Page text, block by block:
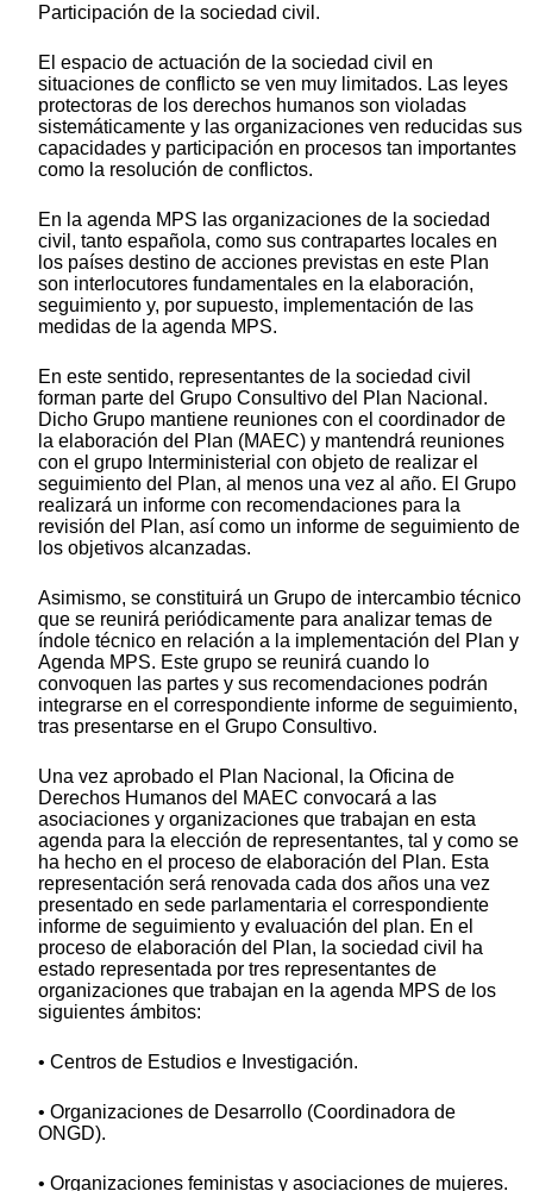
Participación de la sociedad civil.
El espacio de actuación de la sociedad civil en
situaciones de conflicto se ven muy limitados. Las leyes
protectoras de los derechos humanos son violadas
sistemáticamente y las organizaciones ven reducidas sus
capacidades y participación en procesos tan importantes
como la resolución de conflictos.
En la agenda MPS las organizaciones de la sociedad
civil, tanto española, como sus contrapartes locales en
los países destino de acciones previstas en este Plan
son interlocutores fundamentales en la elaboración,
seguimiento y, por supuesto, implementación de las
medidas de la agenda MPS.
En este sentido, representantes de la sociedad civil
forman parte del Grupo Consultivo del Plan Nacional.
Dicho Grupo mantiene reuniones con el coordinador de
la elaboración del Plan (MAEC) y mantendrá reuniones
con el grupo Interministerial con objeto de realizar el
seguimiento del Plan, al menos una vez al año. El Grupo
realizará un informe con recomendaciones para la
revisión del Plan, así como un informe de seguimiento de
los objetivos alcanzadas.
Asimismo, se constituirá un Grupo de intercambio técnico
que se reunirá periódicamente para analizar temas de
índole técnico en relación a la implementación del Plan y
Agenda MPS. Este grupo se reunirá cuando lo
convoquen las partes y sus recomendaciones podrán
integrarse en el correspondiente informe de seguimiento,
tras presentarse en el Grupo Consultivo.
Una vez aprobado el Plan Nacional, la Oficina de
Derechos Humanos del MAEC convocará a las
asociaciones y organizaciones que trabajan en esta
agenda para la elección de representantes, tal y como se
ha hecho en el proceso de elaboración del Plan. Esta
representación será renovada cada dos años una vez
presentado en sede parlamentaria el correspondiente
informe de seguimiento y evaluación del plan. En el
proceso de elaboración del Plan, la sociedad civil ha
estado representada por tres representantes de
organizaciones que trabajan en la agenda MPS de los
siguientes ámbitos:
• Centros de Estudios e Investigación.
• Organizaciones de Desarrollo (Coordinadora de
ONGD).
• Organizaciones feministas y asociaciones de mujeres.